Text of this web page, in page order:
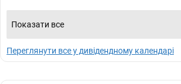
Показати все
Переглянути все у дивідендному календарі